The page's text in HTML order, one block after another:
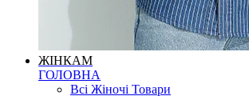
ЖІНКАМ
ГОЛОВНА
Всі Жіночі Товари